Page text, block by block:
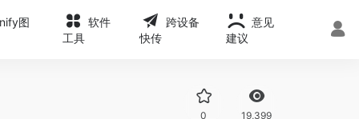
图
软件
工具
跨设备
快传
意见
建议
0 19,399